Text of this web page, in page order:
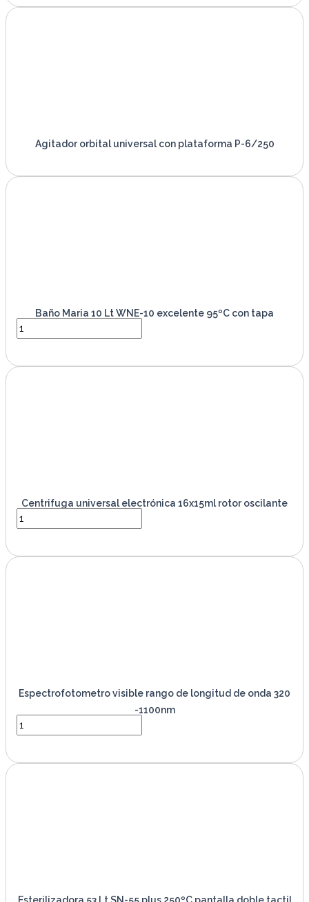
Agitador orbital universal con plataforma P-6/250
Baño Maria 10 Lt WNE-10 excelente 95ºC con tapa
Centrifuga universal electrónica 16x15ml rotor oscilante
Espectrofotometro visible rango de longitud de onda 320
-1100nm
Esterilizadora 53 Lt SN-55 plus 250ºC pantalla doble tactil